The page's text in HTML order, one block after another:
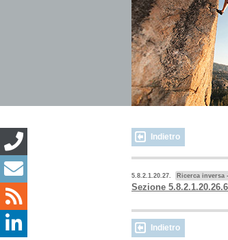
Indietro
5.8.2.1.20.27. Ricerca
Sezione
Indietro